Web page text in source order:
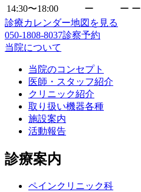
14:30〜18:00
ー ー ー
診療カレンダー地図を見る
050-1808-8037診察予約
当院について
当院のコンセプト
医師・スタッフ紹介
クリニック紹介
取り扱い機器各種
施設案内
活動報告
診療案内
ペインクリニック科